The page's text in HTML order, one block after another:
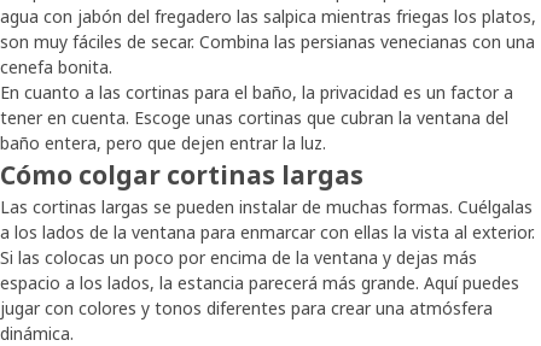
agua con jabón del fregadero las salpica mientras friegas los platos,
son muy fáciles de secar. Combina las persianas venecianas con una
cenefa bonita.
En cuanto a las cortinas para el baño, la privacidad es un factor a
tener en cuenta. Escoge unas cortinas que cubran la ventana del
baño entera, pero que dejen entrar la luz.
Cómo colgar cortinas largas
Las cortinas largas se pueden instalar de muchas formas. Cuélgalas
a los lados de la ventana para enmarcar con ellas la vista al exterior.
Si las colocas un poco por encima de la ventana y dejas más
espacio a los lados, la estancia parecerá más grande. Aquí puedes
jugar con colores y tonos diferentes para crear una atmósfera
dinámica.